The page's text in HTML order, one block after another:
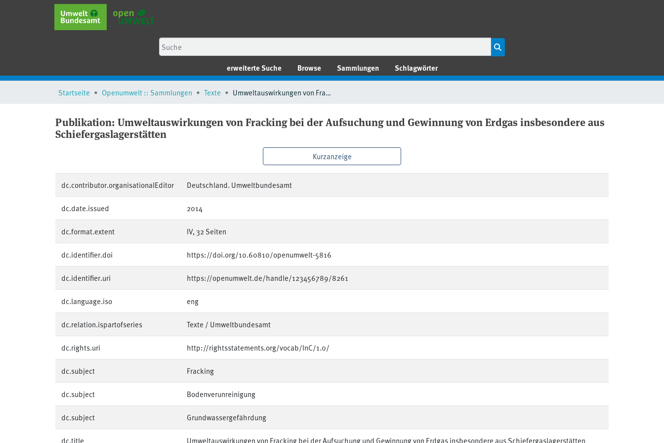
erweiterte Suche Browse Sammlungen Schlagwörter
Startseite Openumwelt :: Sammlungen Texte Umweltauswirkungen von Fracking bei der Aufsuchung und Gewinnung von Erdgas insbesondere aus Schiefergaslagerstätten
Publikation: Umweltauswirkungen von Fracking bei der Aufsuchung und Gewinnung von Erdgas insbesondere aus
Schiefergaslagerstätten
Kurzanzeige
dc.contributor.organisationalEditor Deutschland. Umweltbundesamt
dc.date.issued 2014
dc.format.extent IV, 32 Seiten
dc.identifier.doi https://doi.org/10.60810/openumwelt-5816
dc.identifier.uri https://openumwelt.de/handle/123456789/8261
dc.language.iso eng
dc.relation.ispartofseries Texte / Umweltbundesamt
dc.rights.uri http://rightsstatements.org/vocab/InC/1.0/
dc.subject Fracking
dc.subject Bodenverunreinigung
dc.subject Grundwassergefährdung
dc.title Umweltauswirkungen von Fracking bei der Aufsuchung und Gewinnung von Erdgas insbesondere aus Schiefergaslagerstätten